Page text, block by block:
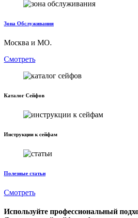
Зона Обслуживания
Москва и МО.
Смотреть
Каталог Сейфов
Инструкции к сейфам
Полезные статьи
Смотреть
Используйте профессиональный